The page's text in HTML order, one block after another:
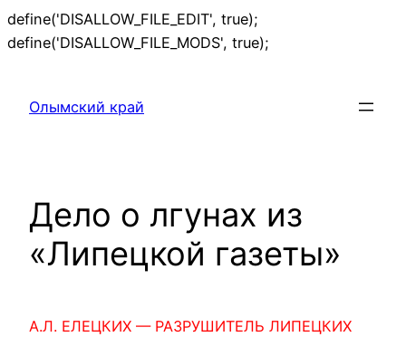
define('DISALLOW_FILE_EDIT', true);
define('DISALLOW_FILE_MODS', true);
Олымский край
Дело о лгунах из
«Липецкой газеты»
А.Л. ЕЛЕЦКИХ — РАЗРУШИТЕЛЬ ЛИПЕЦКИХ